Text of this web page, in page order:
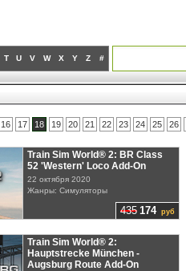
T U V W X Y Z #
16 17 18 19 20 21 22 23 24 25 26
435 174руб
Train Sim World® 2: BR Class
52 'Western' Loco Add-On
22 октября 2020
Жанры: Симуляторы
Train Sim World® 2:
Hauptstrecke München -
Augsburg Route Add-On